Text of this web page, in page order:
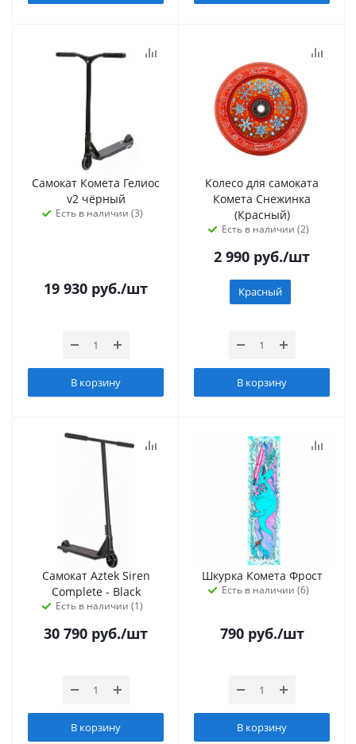
Самокат Комета Гелиос
v2 чёрный
Есть в наличии (3)
19 930 руб./шт
В корзину
Колесо для самоката
Комета Снежинка
(Красный)
Есть в наличии (2)
2 990 руб./шт
Красный
В корзину
Самокат Aztek Siren
Complete - Black
Есть в наличии (1)
30 790 руб./шт
В корзину
Шкурка Комета Фрост
Есть в наличии (6)
790руб./шт
В корзину